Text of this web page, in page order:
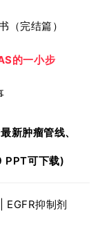
（完结篇）
的一小步
新肿瘤管线、
PPT可下载)
抑制剂